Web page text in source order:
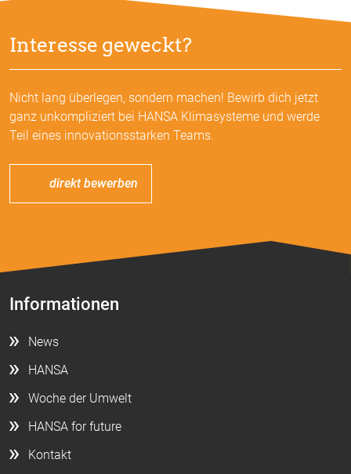
Interesse geweckt?
Nicht lang überlegen, sondern machen! Bewirb dich jetzt
ganz unkompliziert bei HANSA Klimasysteme und werde
Teil eines innovationsstarken Teams.
direkt bewerben
Informationen
News
HANSA
Woche der Umwelt
HANSA for future
Kontakt